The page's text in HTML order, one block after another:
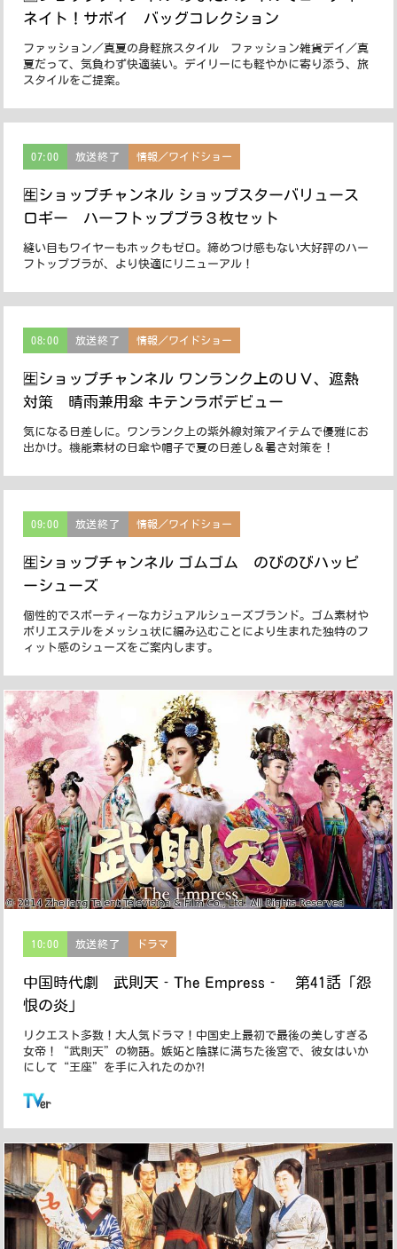
ネイト！サボイ バッグコレクション
ファッション／真夏の身軽旅スタイル ファッション雑貨デイ／真
夏だって、気負わず快適装い。デイリーにも軽やかに寄り添う、旅
スタイルをご提案。
07:00 放送終了 情報／ワイドショー
🈢ショップチャンネル ショップスターバリュース
ロギー ハーフトップブラ３枚セット
縫い目もワイヤーもホックもゼロ。締めつけ感もない大好評のハー
フトップブラが、より快適にリニューアル！
08:00 放送終了 情報／ワイドショー
🈢ショップチャンネル ワンランク上のＵＶ、遮熱
対策 晴雨兼用傘 キテンラボデビュー
気になる日差しに。ワンランク上の紫外線対策アイテムで優雅にお
出かけ。機能素材の日傘や帽子で夏の日差し＆暑さ対策を！
09:00 放送終了 情報／ワイドショー
🈢ショップチャンネル ゴムゴム のびのびハッピ
ーシューズ
個性的でスポーティーなカジュアルシューズブランド。ゴム素材や
ポリエステルをメッシュ状に編み込むことにより生まれた独特のフ
ィット感のシューズをご案内します。
10:00 放送終了 ドラマ
中国時代劇 武則天‐The Empress‐ 第41話「怨
恨の炎」
リクエスト多数！大人気ドラマ！中国史上最初で最後の美しすぎる
女帝！“武則天”の物語。嫉妬と陰謀に満ちた後宮で、彼女はいか
にして“王座”を手に入れたのか?!